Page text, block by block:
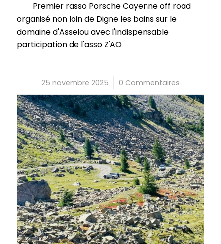
Premier rasso Porsche Cayenne off road
organisé non loin de Digne les bains sur le
domaine d'Asselou avec l'indispensable
participation de l'asso Z'AO
25 novembre 2025
/ 0 Commentaires